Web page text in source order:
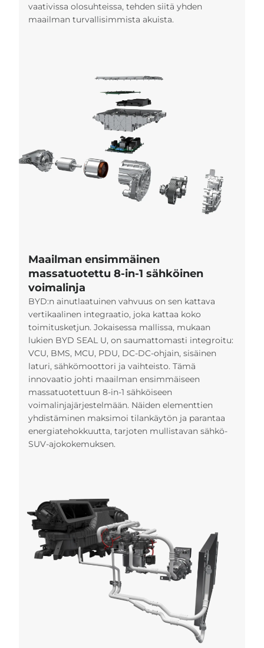
vaativissa olosuhteissa, tehden siitä yhden
maailman turvallisimmista akuista.
Maailman ensimmäinen
massatuotettu 8-in-1 sähköinen
voimalinja
BYD:n ainutlaatuinen vahvuus on sen kattava
vertikaalinen integraatio, joka kattaa koko
toimitusketjun. Jokaisessa mallissa, mukaan
lukien BYD SEAL U, on saumattomasti integroitu:
VCU, BMS, MCU, PDU, DC-DC-ohjain, sisäinen
laturi, sähkömoottori ja vaihteisto. Tämä
innovaatio johti maailman ensimmäiseen
massatuotettuun 8-in-1 sähköiseen
voimalinjajärjestelmään. Näiden elementtien
yhdistäminen maksimoi tilankäytön ja parantaa
energiatehokkuutta, tarjoten mullistavan sähkö-
SUV-ajokokemuksen.